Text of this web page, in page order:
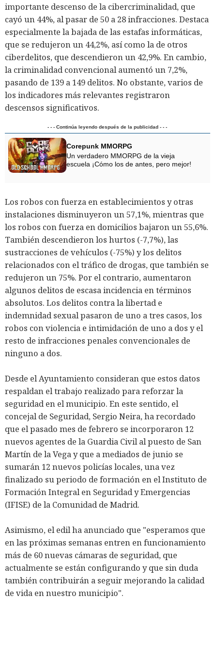
importante descenso de la cibercriminalidad, que
cayó un 44%, al pasar de 50 a 28 infracciones. Destaca
especialmente la bajada de las estafas informáticas,
que se redujeron un 44,2%, así como la de otros
ciberdelitos, que descendieron un 42,9%. En cambio,
la criminalidad convencional aumentó un 7,2%,
pasando de 139 a 149 delitos. No obstante, varios de
los indicadores más relevantes registraron
descensos significativos.
- - - Continúa leyendo después de la publicidad - - -
Corepunk MMORPG
Un verdadero MMORPG de la vieja
escuela ¡Cómo los de antes, pero mejor!
Los robos con fuerza en establecimientos y otras
instalaciones disminuyeron un 57,1%, mientras que
los robos con fuerza en domicilios bajaron un 55,6%.
También descendieron los hurtos (-7,7%), las
sustracciones de vehículos (-75%) y los delitos
relacionados con el tráfico de drogas, que también se
redujeron un 75%. Por el contrario, aumentaron
algunos delitos de escasa incidencia en términos
absolutos. Los delitos contra la libertad e
indemnidad sexual pasaron de uno a tres casos, los
robos con violencia e intimidación de uno a dos y el
resto de infracciones penales convencionales de
ninguno a dos.
Desde el Ayuntamiento consideran que estos datos
respaldan el trabajo realizado para reforzar la
seguridad en el municipio. En este sentido, el
concejal de Seguridad, Sergio Neira, ha recordado
que el pasado mes de febrero se incorporaron 12
nuevos agentes de la Guardia Civil al puesto de San
Martín de la Vega y que a mediados de junio se
sumarán 12 nuevos policías locales, una vez
finalizado su periodo de formación en el Instituto de
Formación Integral en Seguridad y Emergencias
(IFISE) de la Comunidad de Madrid.
Asimismo, el edil ha anunciado que "esperamos que
en las próximas semanas entren en funcionamiento
más de 60 nuevas cámaras de seguridad, que
actualmente se están configurando y que sin duda
también contribuirán a seguir mejorando la calidad
de vida en nuestro municipio".